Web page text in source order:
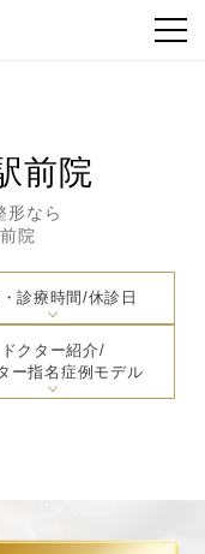
前院
形なら
院
診療時間/休診日
ドクター紹介/
ー指名症例モデル